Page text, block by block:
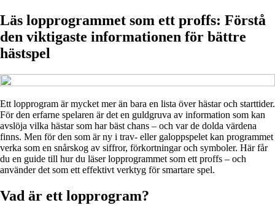
Läs lopprogrammet som ett proffs: Förstå
den viktigaste informationen för bättre
hästspel
Ett lopprogram är mycket mer än bara en lista över hästar och starttider.
För den erfarne spelaren är det en guldgruva av information som kan
avslöja vilka hästar som har bäst chans – och var de dolda värdena
finns. Men för den som är ny i trav- eller galoppspelet kan programmet
verka som en snårskog av siffror, förkortningar och symboler. Här får
du en guide till hur du läser lopprogrammet som ett proffs – och
använder det som ett effektivt verktyg för smartare spel.
Vad är ett lopprogram?